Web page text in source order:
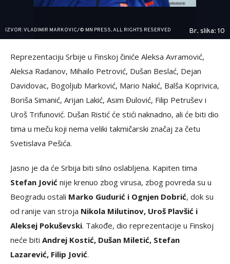
IZVOR: VLADIMIR MARKOVIC/© MN PRESS, ALL RIGHTS RESERVED Br. slika: 10
Reprezentaciju Srbije u Finskoj činiće Aleksa Avramović,
Aleksa Radanov, Mihailo Petrović, Dušan Beslać, Dejan
Davidovac, Bogoljub Marković, Mario Nakić, Balša Koprivica,
Boriša Simanić, Arijan Lakić, Asim Đulović, Filip Petrušev i
Uroš Trifunović. Dušan Ristić će stići naknadno, ali će biti dio
tima u meču koji nema veliki takmičarski značaj za četu
Svetislava Pešića.
Jasno je da će Srbija biti silno oslabljena. Kapiten tima
Stefan Jović nije krenuo zbog virusa, zbog povreda su u
Beogradu ostali Marko Gudurić i Ognjen Dobrić, dok su
od ranije van stroja Nikola Milutinov, Uroš Plavšić i
Aleksej Pokuševski. Takođe, dio reprezentacije u Finskoj
neće biti Andrej Kostić, Dušan Miletić, Stefan
Lazarević, Filip Jović.